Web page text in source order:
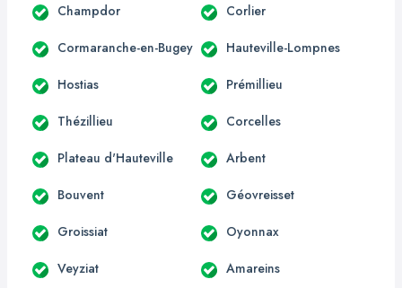
Champdor Corlier
Cormaranche-en-Bugey Hauteville-Lompnes
Hostias Prémillieu
Thézillieu Corcelles
Plateau d'Hauteville Arbent
Bouvent Géovreisset
Groissiat Oyonnax
Veyziat Amareins